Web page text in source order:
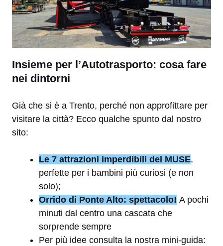
Insieme per l’Autotrasporto: cosa fare
nei dintorni
Già che si è a Trento, perché non approfittare per
visitare la città? Ecco qualche spunto dal nostro
sito:
Le 7 attrazioni imperdibili del MUSE,
perfette per i bambini più curiosi (e non
solo);
Orrido di Ponte Alto: spettacolo! A pochi
minuti dal centro una cascata che
sorprende sempre
Per più idee consulta la nostra mini-guida: